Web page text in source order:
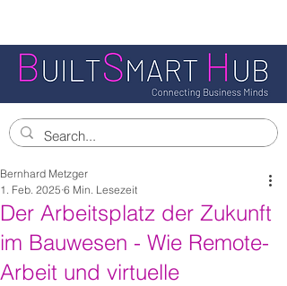
Der Arbeitsplatz der Zukunft
im Bauwesen - Wie Remote-
Arbeit und virtuelle
Bernhard Metzger
1. Feb. 2025 6 Min. Lesezeit